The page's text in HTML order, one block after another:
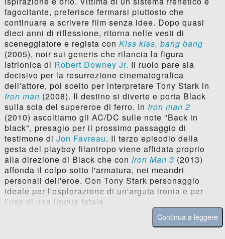
fagocitante, preferisce fermarsi piuttosto che
continuare a scrivere film senza idee. Dopo quasi
dieci anni di riflessione, ritorna nelle vesti di
sceneggiatore e regista con Kiss kiss, bang bang
(2005), noir sui generis che rilancia la figura
istrionica di Robert Downey Jr. Il ruolo pare sia
decisivo per la resurrezione cinematografica
dell'attore, poi scelto per interpretare Tony Stark in
Iron man (2008). Il destino si diverte e porta Black
sulla scia del supereroe di ferro. In Iron man 2
(2010) ascoltiamo gli AC/DC sulle note "Back in
black", presagio per il prossimo passaggio di
testimone di Jon Favreau. Il terzo episodio della
gesta del playboy filantropo viene affidata proprio
alla direzione di Black che con Iron Man 3 (2013)
affonda il colpo sotto l'armatura, nei meandri
personali dell'eroe. Con Tony Stark personaggio
ideale per l'esplorazione di un'arguta ironia e per
l'uso di una lingua fatale.
Continua a leggere